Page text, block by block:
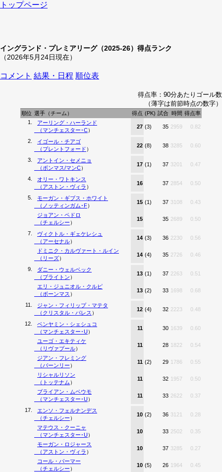
トップページ
イングランド・プレミアリーグ（2025-26）得点ランク
（2026年5月24日現在）
コメント 結果・日程 順位表
得点率：90分あたりゴール数
（薄字は前節時点の数字）
順位 選手（チーム） 得点 (PK) 試合 時間 得点率
1.
アーリング・ハーランド
（マンチェスター･C）
27 (3) 35 2959 0.82
2.
イゴール・チアゴ
（ブレントフォード）
22 (8) 38 3285 0.60
3.
アントイン・セメニョ
（ボンマス/マンC）
17 (1) 37 3201 0.47
4.
オリー・ワトキンス
（アストン・ヴィラ ）
16 37 2854 0.50
5.
モーガン・ギブス・ホワイト
（ ノッティンガム･F）
15 (1) 37 3108 0.43
ジョアン・ペドロ
（チェルシー）
15 35 2689 0.50
7.
ヴィクトル・ギェケレシュ
（アーセナル）
14 (3) 36 2230 0.56
ドミニク・カルヴァート・ルイン
（ リーズ）
14 (4) 35 2726 0.46
9.
ダニー・ウェルベック
（ブライトン）
13 (1) 37 2263 0.51
エリ・ジュニオル・クルピ
（ボーンマス ）
13 (2) 33 1698 0.68
11.
ジャン・フィリップ・マテタ
（クリスタル・パレス ）
12 (4) 32 2223 0.48
12.
ベンヤミン・シェシュコ
（マンチェスター･U）
11 30 1639 0.60
ユーゴ・エキティケ
（ リヴァプール）
11 28 1822 0.54
ジアン・フレミング
（バーンリー）
11 (2) 29 1786 0.55
リシャルリソン
（ トッテナム）
11 32 1957 0.50
ブライアン・ムベウモ
（マンチェスター･U）
11 33 2622 0.37
17.
エンソ・フェルナンデス
（チェルシー）
10 (2) 36 3121 0.28
マテウス・クーニャ
（マンチェスター･U）
10 33 2502 0.35
モーガン・ロジャース
（アストン・ヴィラ ）
10 37 3285 0.27
コール・パーマー
（チェルシー）
10 (5) 26 1964 0.45